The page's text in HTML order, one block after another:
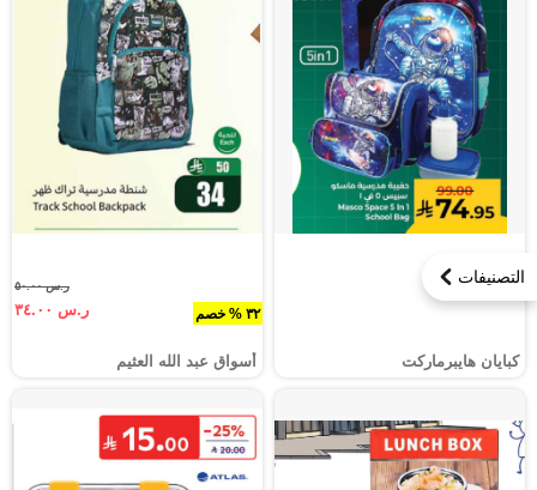
التصنيفات
كبايان هايبرماركت
٣٢ % خصم
ر.س ٥٠.٠٠
ر.س ٣٤.٠٠
أسواق عبد الله العثيم